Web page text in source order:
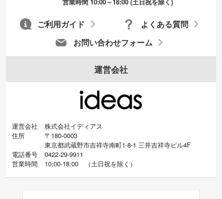
お問い合わせフォーム
よくある質問
ご利用ガイド
運営会社
運営会社
株式会社イディアス
住所
〒180-0003
東京都武蔵野市吉祥寺南町1-8-1 三井吉祥寺ビル4F
電話番号
0422-29-9911
営業時間
10:00-18:00 （土日祝を除く）